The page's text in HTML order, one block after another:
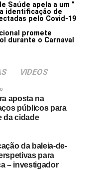
Saúde apela a um ”
identificação de
pelo Covid-19
promete
durante o Carnaval
VIDEOS
aposta na
públicos para
da cidade
da baleia-de-
para
– investigador